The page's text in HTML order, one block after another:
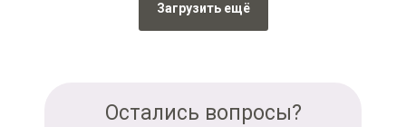
Загрузить ещё
Остались вопросы?